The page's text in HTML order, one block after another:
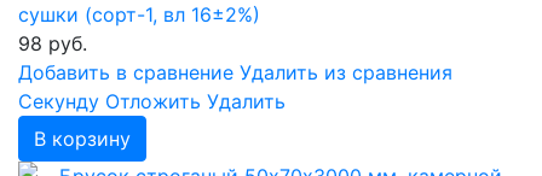
сушки (сорт-1, вл 16±2%)
98 руб.
Добавить в сравнение Удалить из сравнения
Cекунду Отложить Удалить
В корзину